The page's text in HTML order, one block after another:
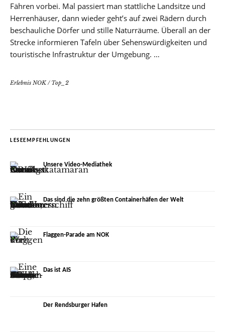
Fähren vorbei. Mal passiert man stattliche Landsitze und
Herrenhäuser, dann wieder geht’s auf zwei Rädern durch
beschauliche Dörfer und stille Naturräume. Überall an der
Strecke informieren Tafeln über Sehenswürdigkeiten und
touristische Infrastruktur der Umgebung. …
Erlebnis NOK/ Top_2
LESEEMPFEHLUNGEN
Unsere Video-Mediathek
Das sind die zehn größten Containerhäfen der Welt
Flaggen-Parade am NOK
Das ist AIS
Der Rendsburger Hafen